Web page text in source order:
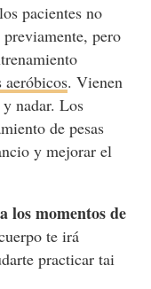
pacientes no
pero
. Vienen
nadar. Los
de pesas
y mejorar el
los momentos de
te irá
practicar tai